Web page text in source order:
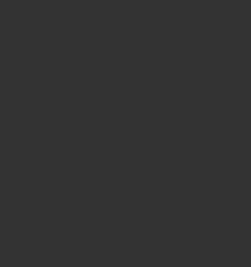
was ihr draus macht.
sind Sie für
in ganz Deutschland mit
unterwegs.
…